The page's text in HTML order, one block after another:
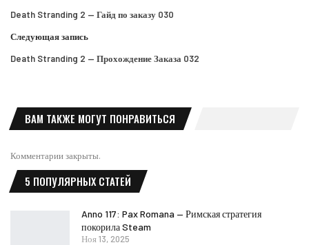
Death Stranding 2 — Гайд по заказу 030
Следующая запись
Death Stranding 2 — Прохождение Заказа 032
ВАМ ТАКЖЕ МОГУТ ПОНРАВИТЬСЯ
Комментарии закрыты.
5 ПОПУЛЯРНЫХ СТАТЕЙ
Anno 117: Pax Romana — Римская стратегия
покорила Steam
Ноя 13, 2025